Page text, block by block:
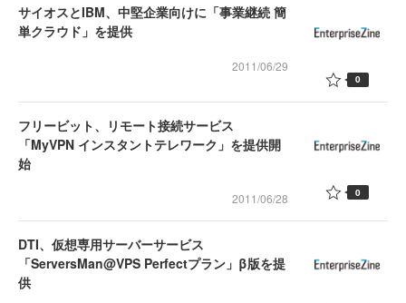
サイオスとIBM、中堅企業向けに「事業継続 簡
単クラウド」を提供
2011/06/29
0
フリービット、リモート接続サービス
「MyVPN インスタントテレワーク」を提供開
始
2011/06/28 0
DTI、仮想専用サーバーサービス
「ServersMan@VPS Perfectプラン」β版を提
供